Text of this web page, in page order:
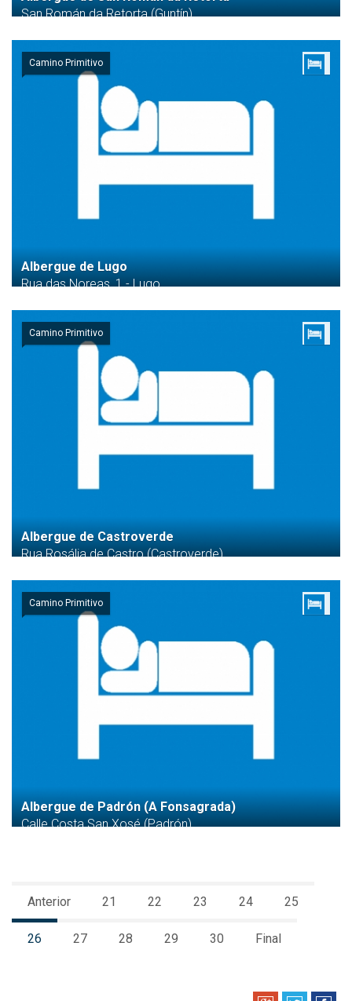
San Román da Retorta (Guntín)
Camino Primitivo
Albergue de Lugo
Rua das Noreas, 1 - Lugo
Camino Primitivo
Albergue de Castroverde
Rua Rosália de Castro (Castroverde)
Camino Primitivo
Albergue de Padrón (A Fonsagrada)
Calle Costa San Xosé (Padrón)
Anterior 21 22 23 24 25
26 27 28 29 30 Final